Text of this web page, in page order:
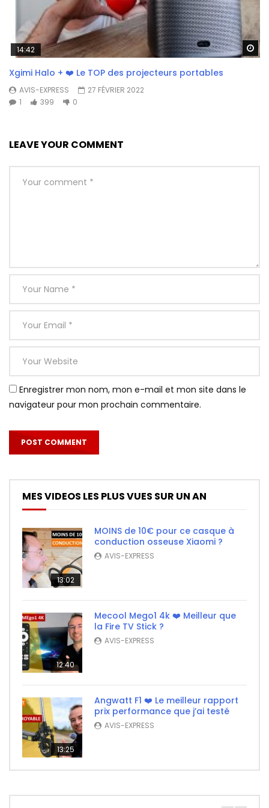
14:42
Xgimi Halo + ❤️ Le TOP des projecteurs portables
AVIS-EXPRESS
27 FÉVRIER 2022
1
399 0
LEAVE YOUR COMMENT
Enregistrer mon nom, mon e-mail et mon site dans le
navigateur pour mon prochain commentaire.
MES VIDEOS LES PLUS VUES SUR UN AN
13:02
MOINS de 10€ pour ce casque à
conduction osseuse Xiaomi ?
AVIS-EXPRESS
12:40
Mecool Mego1 4k ❤️ Meilleur que
la Fire TV Stick ?
AVIS-EXPRESS
13:25
Angwatt F1 ❤️ Le meilleur rapport
prix performance que j’ai testé
AVIS-EXPRESS